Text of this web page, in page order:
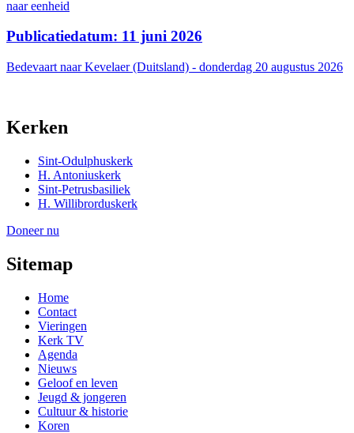
naar eenheid
Publicatiedatum: 11 juni 2026
Bedevaart naar Kevelaer (Duitsland) - donderdag 20 augustus 2026
Kerken
Sint-Odulphuskerk
H. Antoniuskerk
Sint-Petrusbasiliek
H. Willibrorduskerk
Doneer nu
Sitemap
Home
Contact
Vieringen
Kerk TV
Agenda
Nieuws
Geloof en leven
Jeugd & jongeren
Cultuur & historie
Koren